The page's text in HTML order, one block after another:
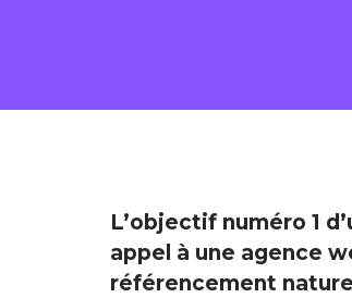
L’objectif numéro 1
appel à une agence
référencement naturel